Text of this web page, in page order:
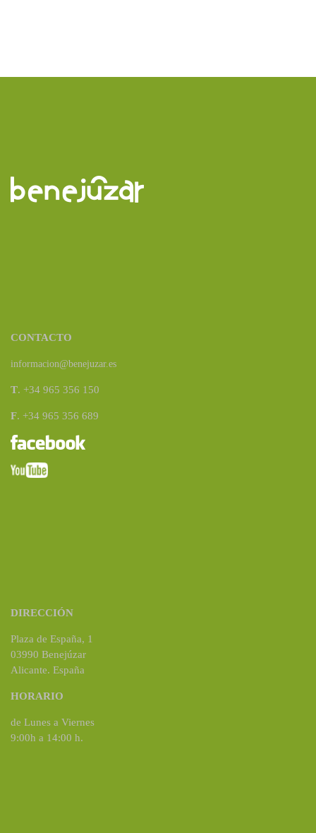
CONTACTO
informacion@benejuzar.es
T. +34 965 356 150
F. +34 965 356 689
DIRECCIÓN
Plaza de España, 1
03990 Benejúzar
Alicante. España
HORARIO
de Lunes a Viernes
9:00h a 14:00 h.